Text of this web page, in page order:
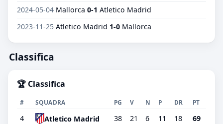
2024-05-04 Mallorca 0-1 Atletico Madrid
2023-11-25 Atletico Madrid 1-0 Mallorca
Classifica
🏆 Classifica
# SQUADRA PG V N P DR PT
4 Atletico Madrid 38 21 6 11 18 69